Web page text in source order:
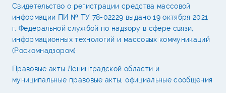
Свидетельство о регистрации средства массовой
информации ПИ № ТУ 78-02229 выдано 19 октября 2021
г. Федеральной службой по надзору в сфере связи,
информационных технологий и массовых коммуникаций
(Роскомнадзором)
Правовые акты Ленинградской области и
муниципальные правовые акты, официальные сообщения